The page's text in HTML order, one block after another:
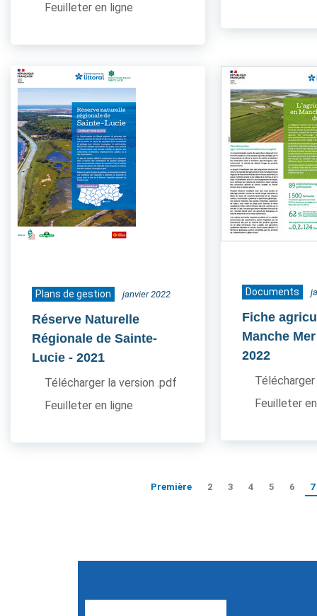
Feuilleter en ligne
Plans de gestion janvier 2022
Réserve Naturelle
Régionale de Sainte-
Lucie - 2021
Télécharger la version .pdf
Feuilleter en ligne
Documents
Fiche
Manche
2022
Feuilleter
Première 2 3 4 5 6 7